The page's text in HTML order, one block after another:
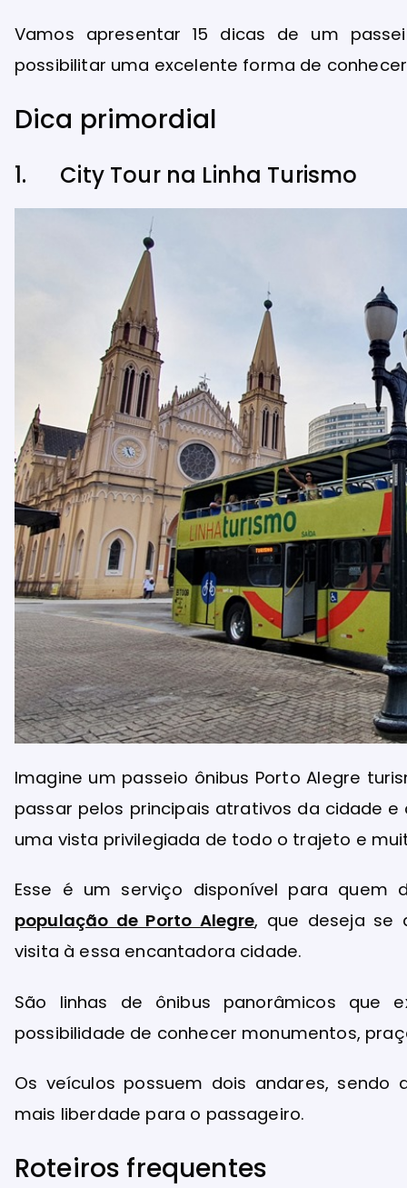
Vamos apresentar 15 dicas de um
possibilitar uma excelente forma de
Dica primordial
1. City Tour na Linha Turismo
Imagine um passeio ônibus Porto Alegre
passar pelos principais atrativos da cidade
uma vista privilegiada de todo o trajeto e
Esse é um serviço disponível para quem
população de Porto Alegre, que deseja se
visita à essa encantadora cidade.
São linhas de ônibus panorâmicos que
possibilidade de conhecer monumentos,
Os veículos possuem dois andares,
mais liberdade para o passageiro.
Roteiros frequentes